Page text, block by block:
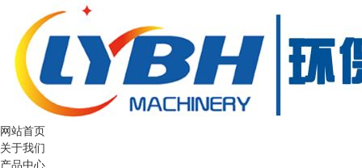
网站首页
关于我们
产品中心